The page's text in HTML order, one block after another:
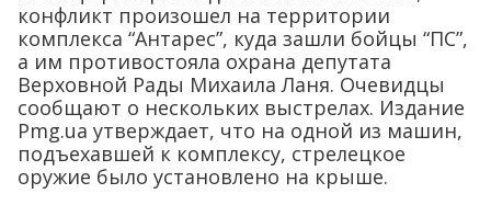
конфликт произошел на территории
комплекса “Антарес”, куда зашли бойцы “ПС”,
а им противостояла охрана депутата
Верховной Рады Михаила Ланя. Очевидцы
сообщают о нескольких выстрелах. Издание
Pmg.ua утверждает, что на одной из машин,
подъехавшей к комплексу, стрелецкое
оружие было установлено на крыше.